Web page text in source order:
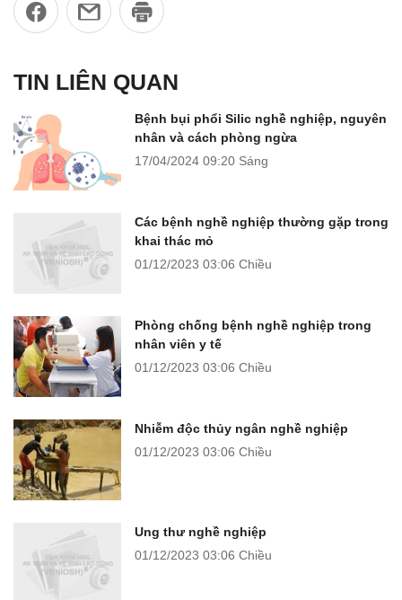
TIN LIÊN QUAN
Bệnh bụi phổi Silic nghề nghiệp, nguyên
nhân và cách phòng ngừa
17/04/2024 09:20 Sáng
Các bệnh nghề nghiệp thường gặp trong
khai thác mỏ
01/12/2023 03:06 Chiều
Phòng chống bệnh nghề nghiệp trong
nhân viên y tế
01/12/2023 03:06 Chiều
Nhiễm độc thủy ngân nghề nghiệp
01/12/2023 03:06 Chiều
Ung thư nghề nghiệp
01/12/2023 03:06 Chiều